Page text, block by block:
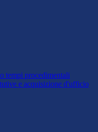
tempi procedimentali
e acquisizione d'ufficio